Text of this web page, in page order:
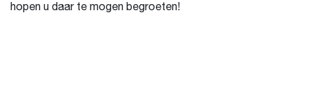
hopen u daar te mogen begroeten!